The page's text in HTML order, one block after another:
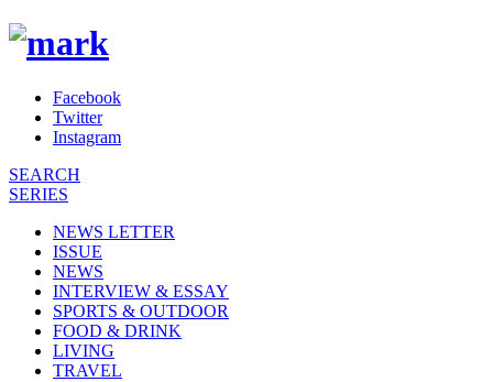
Facebook
Twitter
Instagram
SEARCH
SERIES
NEWS LETTER
ISSUE
NEWS
INTERVIEW & ESSAY
SPORTS & OUTDOOR
FOOD & DRINK
LIVING
TRAVEL